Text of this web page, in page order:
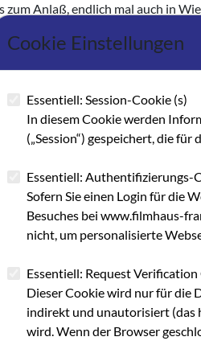
Anlaß, endlich mal auch in
zieht um. Dazu hat Ernst
aus der Kaiserstraße in die
Lö­sung absehbar nicht
einer Utopie Bosch-Fabrik. Aber
Bernd Lunkewitz hat die
wir zur Zeit als Autogarage
als Über­gangslösung - und
geht, werden Filmbüro und
Kooperation, in deren
bekannte Rubriken: Der
Angesichts der
darauf verzichtet.
die letzte Nachricht, die uns per
der verschärften
größeren technisch gut
oder großen
Die Theater können endlich
Cookie Einstellungen
Essentiell: Session-Cookie (s)
In diesem Cookie werden
(„Session“) gespeichert, die
Essentiell: Authentifizierungs-
Sofern Sie einen Login für die
Besuches bei www.filmhaus-
nicht, um personalisierte
Essentiell: Request Verification
Dieser Cookie wird nur für die
indirekt und unautorisiert (das
wird. Wenn der Browser